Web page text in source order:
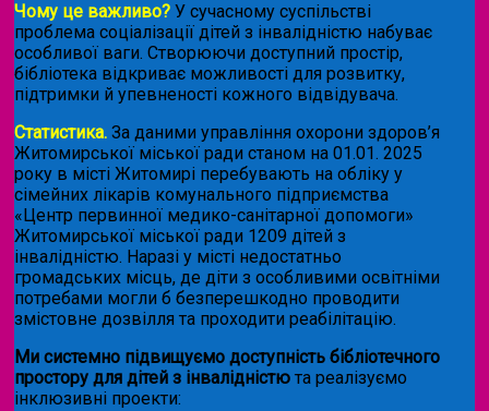
Чому це важливо? У сучасному суспільстві
проблема соціалізації дітей з інвалідністю набуває
особливої ваги. Створюючи доступний простір,
бібліотека відкриває можливості для розвитку,
підтримки й упевненості кожного відвідувача.
Статистика. За даними управління охорони здоров’я
Житомирської міської ради станом на 01.01. 2025
року в місті Житомирі перебувають на обліку у
сімейних лікарів комунального підприємства
«Центр первинної медико-санітарної допомоги»
Житомирської міської ради 1209 дітей з
інвалідністю. Наразі у місті недостатньо
громадських місць, де діти з особливими освітніми
потребами могли б безперешкодно проводити
змістовне дозвілля та проходити реабілітацію.
Ми системно підвищуємо доступність бібліотечного
простору для дітей з інвалідністю та реалізуємо
інклюзивні проекти: